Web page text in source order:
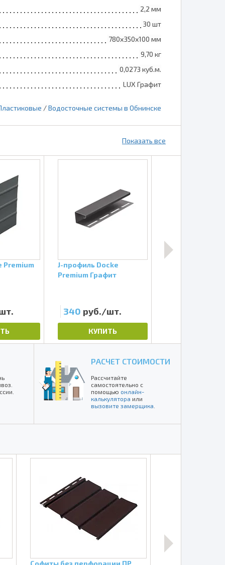
2,2 мм
30 шт
780х350х100 мм
9,70 кг
0,0273 куб.м.
LUX Графит
/Водосточные системы в Обнинске
Показать все
Premium
J-профиль Docke
Premium Графит
340 руб./шт.
КУПИТЬ
РАСЧЕТ СТОИМОСТИ
Рассчитайте
самостоятельно с
помощью онлайн-
калькулятора или
вызовите замерщика
Софиты без перфорации ПР